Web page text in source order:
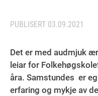
PUBLISERT 03.09.2021
Det er med audmjuk
leiar for
åra. Samstundes er
erfaring og mykje av